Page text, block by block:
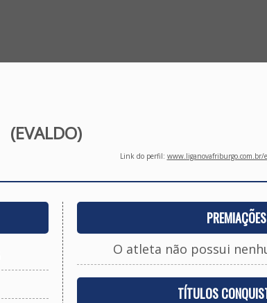
(EVALDO)
Link do perfil: www.liganovafriburgo.com.br/
PREMIAÇÕES
O atleta não possui
TÍTULOS